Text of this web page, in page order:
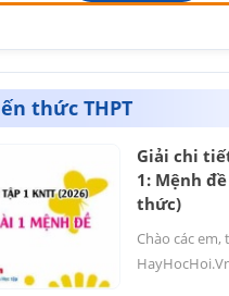
thức THPT
Giải chi
1: Mệnh
thức)
Chào các